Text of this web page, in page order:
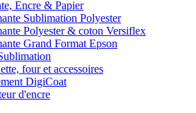
Encre & Papier
Sublimation Polyester
Polyester & coton Versiflex
Grand Format Epson
four et accessoires
DigiCoat
d'encre